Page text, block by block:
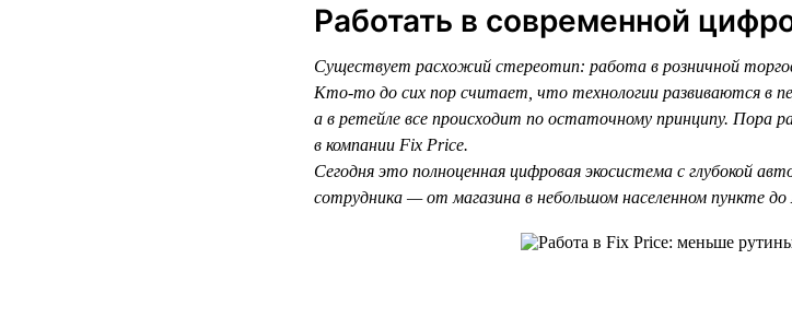
Работать в современной
Существует расхожий стереотип: работа в розничной
Кто-то до сих пор считает, что технологии развиваются в
а в ретейле все происходит по остаточному принципу.
в компании Fix Price.
Сегодня это полноценная цифровая экосистема с глубокой
сотрудника — от магазина в небольшом населенном пункте до